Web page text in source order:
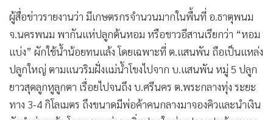
อาชญากรรม
•
เกม
วิทยาศาสตร์
• SMEs
• หุ้น
ผู้สื่อข่าวรายงานว่า มีเกษตรกรจำนวนมากในพื้นที่ อ.ธาตุพนม
จ.นครพนม พากันแห่ปลูกต้นหอม หรือชาวอีสานเรียกว่า “หอม
แบ่ง” ผักใช้น้ำน้อยทนแล้ง โดยเฉพาะที่ ต.แสนพัน ถือเป็นแหล่ง
ปลูกใหญ่ ตามแนวริมฝั่งแม่น้ำโขงไปจาก บ.แสนพัน หมู่ 5 ปลูก
ยาวสุดลูกหูลูกตา เรื่อยไปจนถึง บ.ศรีนคร ต.พระกลางทุ่ง ระยะ
ทาง 3-4 กิโลเมตร ถึงขนาดมีพ่อค้าคนกลางมาจองคิวและนำเงิน